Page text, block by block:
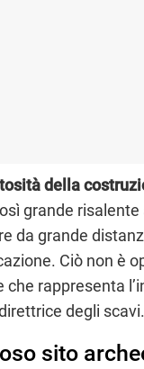
della
grande risalente
da grande
Ciò non è
che rappresenta
degli
sito